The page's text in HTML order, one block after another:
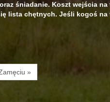
śniadanie. Koszt wejścia na
lista chętnych. Jeśli kogoś
»